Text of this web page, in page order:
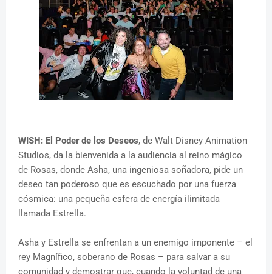
WISH: El Poder de los Deseos, de Walt Disney Animation
Studios, da la bienvenida a la audiencia al reino mágico
de Rosas, donde Asha, una ingeniosa soñadora, pide un
deseo tan poderoso que es escuchado por una fuerza
cósmica: una pequeña esfera de energía ilimitada
llamada Estrella.
Asha y Estrella se enfrentan a un enemigo imponente – el
rey Magnífico, soberano de Rosas – para salvar a su
comunidad y demostrar que, cuando la voluntad de una